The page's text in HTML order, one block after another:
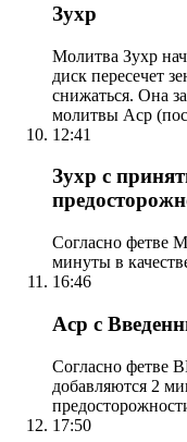
Зухр
Молитва Зухр
диск пересечет
снижаться. Она
молитвы Аср
12:41
Зухр с
Согласно фетве
минуты в
16:46
Аср с
Согласно фетве
добавляются 2
17:50